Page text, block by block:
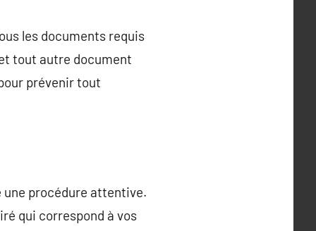
les documents requis
tout autre document
prévenir tout
une procédure attentive.
qui correspond à vos